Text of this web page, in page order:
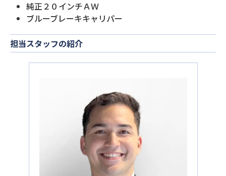
純正２０インチＡＷ
ブルーブレーキキャリパー
担当スタッフの紹介